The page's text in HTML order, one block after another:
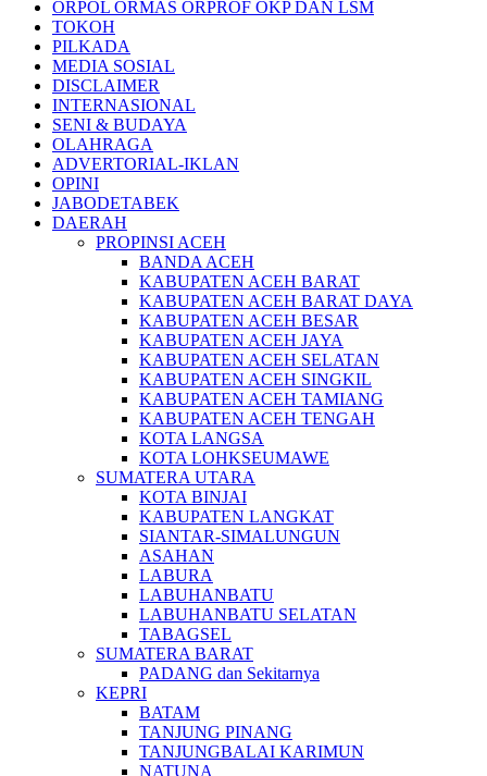
ORPOL ORMAS ORPROF OKP DAN LSM
TOKOH
PILKADA
MEDIA SOSIAL
DISCLAIMER
INTERNASIONAL
SENI & BUDAYA
OLAHRAGA
ADVERTORIAL-IKLAN
OPINI
JABODETABEK
DAERAH
PROPINSI ACEH
BANDA ACEH
KABUPATEN ACEH BARAT
KABUPATEN ACEH BARAT DAYA
KABUPATEN ACEH BESAR
KABUPATEN ACEH JAYA
KABUPATEN ACEH SELATAN
KABUPATEN ACEH SINGKIL
KABUPATEN ACEH TAMIANG
KABUPATEN ACEH TENGAH
KOTA LANGSA
KOTA LOHKSEUMAWE
SUMATERA UTARA
KOTA BINJAI
KABUPATEN LANGKAT
SIANTAR-SIMALUNGUN
ASAHAN
LABURA
LABUHANBATU
LABUHANBATU SELATAN
TABAGSEL
SUMATERA BARAT
PADANG dan Sekitarnya
KEPRI
BATAM
TANJUNG PINANG
TANJUNGBALAI KARIMUN
NATUNA